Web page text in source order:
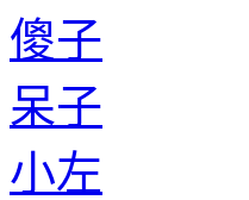
傻子
呆子
小左